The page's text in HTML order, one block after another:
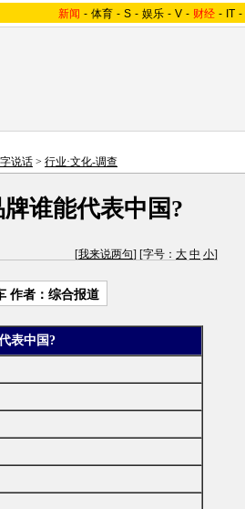
新闻 - 体育 - S - 娱乐 - V - 财经 - IT -
说话 > 行业·文化-调查
谁能代表中国?
[我来说两句] [字号： 大 中 小]
作者：综合报道
表中国?